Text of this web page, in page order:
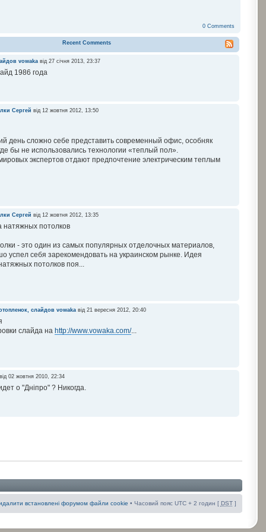
0 Comments
Recent Comments
vowaka від 27 січня 2013, 23:37
1986 года
Сергей від 12 жовтня 2012, 13:50
день сложно себе представить современный офис, особняк
бы не использовались технологии «теплый пол».
экспертов отдают предпочтение электрическим теплым
Сергей від 12 жовтня 2012, 13:35
натяжных потолков
- это один из самых популярных отделочных материалов,
успел себя зарекомендовать на украинском рынке. Идея
потолков поя...
слайдов vowaka від 21 вересня 2012, 20:40
слайда на http://www.vowaka.com/...
02 жовтня 2010, 22:34
о "Дніпро" ? Никогда.
встановлені форумом файли cookie • Часовий пояс UTC + 2 годин [ DST]